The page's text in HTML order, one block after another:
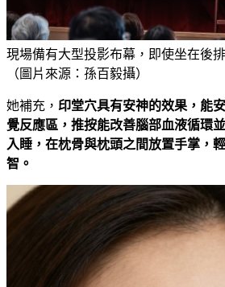
現場備有大型投影布幕，即使坐在後
（圖片來源：孫百毅攝）
她補充， 印堂穴具有安神的效果，能
覺反應區，推按能改善腦部血液循環
入睡，在枕骨與枕頭之間放置手掌，
智。